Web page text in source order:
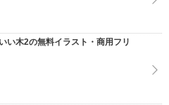
い木2の無料イラスト・商用フリ